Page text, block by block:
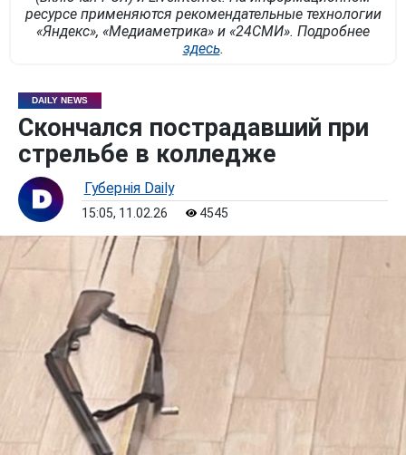
ресурсе применяются рекомендательные технологии
«Яндекс», «Медиаметрика» и «24СМИ». Подробнее
здесь.
DAILY NEWS
Скончался пострадавший при
стрельбе в колледже
Губернiя Daily
15:05, 11.02.26 4545